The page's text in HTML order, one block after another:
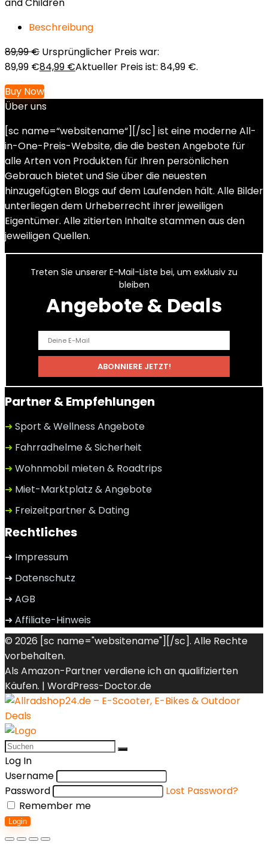
Beschreibung
89,99€ Ursprünglicher Preis war:
89,99 €84,99 €Aktueller Preis ist: 84,99 €.
Buy Now
Über uns
[sc name=“websitename“][/sc] ist eine moderne All-
in-One-Preis-Website, die die besten Angebote für
alle Arten von Produkten für Ihren persönlichen
Gebrauch bietet und Sie über die neuesten
hinzugefügten Blogs auf dem Laufenden hält. Alle Bilder
unterliegen dem Urheberrecht ihrer jeweiligen
Eigentümer. Alle zitierten Inhalte stammen aus den
jeweiligen Quellen.
Treten Sie unserer E-Mail-Liste bei, um exklusiv zu
bleiben
Angebote & Deals
Partner & Empfehlungen
➜ Sport & Wellness Angebote
➜ Fahrradhelme & Sicherheit
➜ Wohnmobil mieten & Roadtrips
➜ Miet-Marktplatz & Angebote
➜ Freizeitpartner & Dating
Rechtliches
➜ Impressum
➜ Datenschutz
➜ AGB
➜ Affiliate-Hinweis
© 2026 [sc name="websitename"][/sc]. Alle Rechte
vorbehalten.
Als Amazon-Partner verdiene ich an qualifizierten
Käufen. | WordPress-Doctor.de
Log In
Username
Password
Lost Password?
Remember me
Login